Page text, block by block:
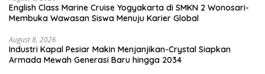
English Class Marine Cruise Yogyakarta di SMKN 2 Wonosari-
Membuka Wawasan Siswa Menuju Karier Global
August 8, 2026
Industri Kapal Pesiar Makin Menjanjikan-Crystal Siapkan
Armada Mewah Generasi Baru hingga 2034